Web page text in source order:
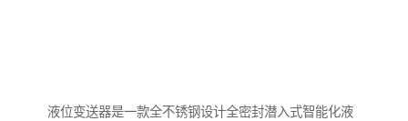
液位变送器是一款全不锈钢设计全密封潜入式智能化液